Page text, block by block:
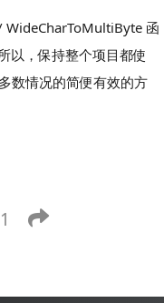
函
以，保持整个项目都使
数情况的简便有效的方
1